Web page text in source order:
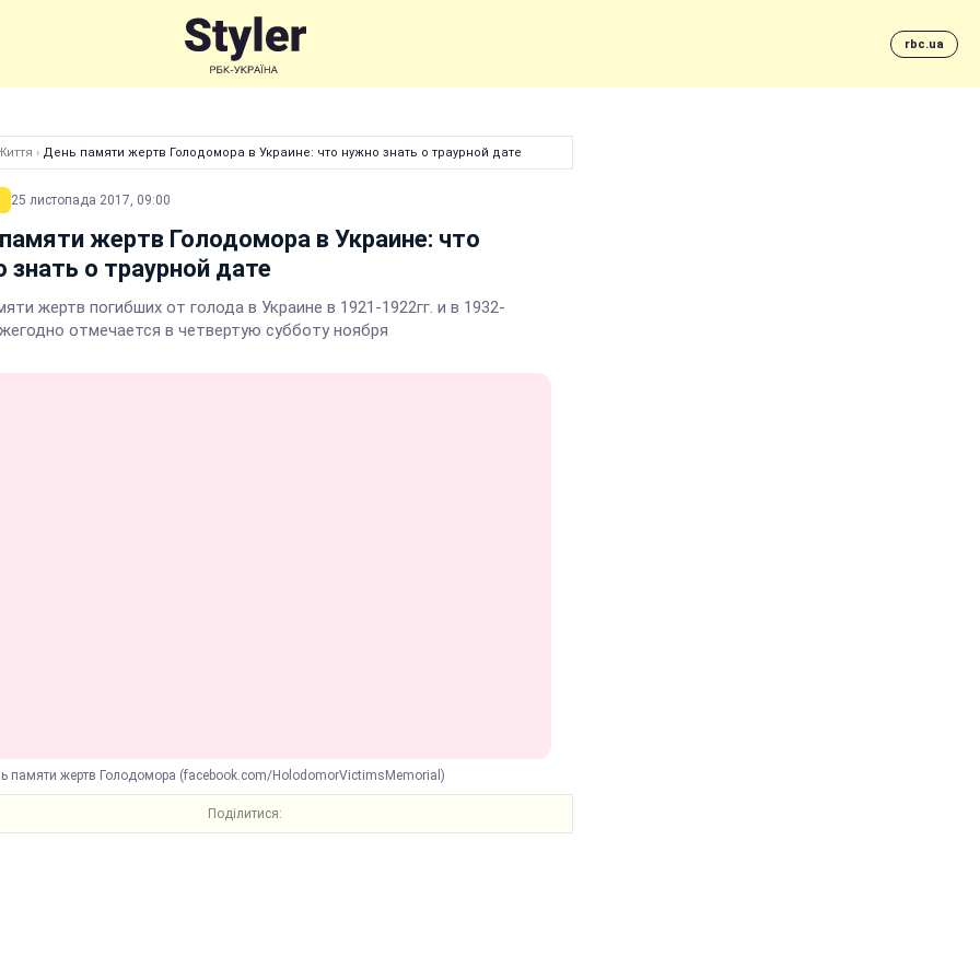
rbc.ua
› День памяти жертв Голодомора в Украине: что нужно знать о траурной дате
25 листопада 2017, 09:00
жертв Голодомора в Украине: что
знать о траурной дате
жертв погибших от голода в Украине в 1921-1922гг. и в 1932-
отмечается в четвертую субботу ноября
памяти жертв Голодомора (facebook.com/HolodomorVictimsMemorial)
Поділитися: